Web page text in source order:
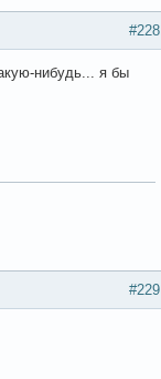
#228
нибудь... я бы
#229